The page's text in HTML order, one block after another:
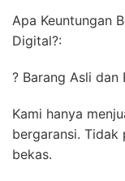
Apa Keuntungan
Digital?:
? Barang Asli dan
Kami hanya
bergaransi.
bekas.